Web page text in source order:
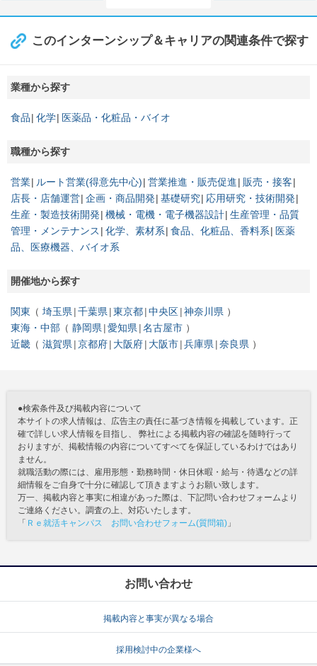
このインターンシップ＆キャリアの関連条件で探す
業種から探す
食品 化学 医薬品・化粧品・バイオ
職種から探す
営業 ルート営業(得意先中心) 営業推進・販売促進 販売・接客
店長・店舗運営 企画・商品開発 基礎研究 応用研究・技術開発
生産・製造技術開発 機械・電機・電子機器設計 生産管理・品質
管理・メンテナンス
化学、素材系 食品、化粧品、香料系
医薬
品、医療機器、バイオ系
開催地から探す
関東 埼玉県 千葉県 東京都 中央区 神奈川県
東海・中部
静岡県 愛知県 名古屋市
近畿
滋賀県 京都府 大阪府 大阪市 兵庫県 奈良県
●検索条件及び掲載内容について
本サイトの求人情報は、広告主の責任に基づき情報を掲載しています。正
確で詳しい求人情報を目指し、 弊社による掲載内容の確認を随時行って
おりますが、掲載情報の内容についてすべてを保証しているわけではあり
ません。
就職活動の際には、雇用形態・勤務時間・休日休暇・給与・待遇などの詳
細情報をご自身で十分に確認して頂きますようお願い致します。
万一、掲載内容と事実に相違があった際は、下記問い合わせフォームより
ご連絡ください。調査の上、対応いたします。
「 Ｒｅ就活キャンパス お問い合わせフォーム(質問箱) 」
お問い合わせ
掲載内容と事実が異なる場合
採用検討中の企業様へ